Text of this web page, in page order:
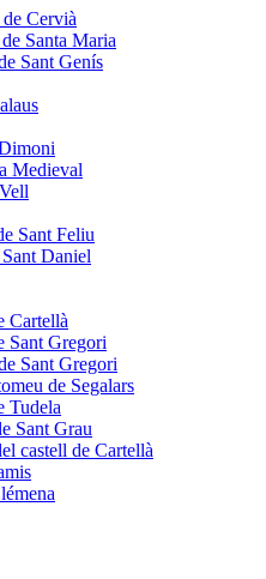
Cervià
Santa Maria
Sant Genís
Medieval
Sant Feliu
Daniel
Cartellà
Sant Gregori
Sant Gregori
de Segalars
Tudela
Sant Grau
castell de Cartellà